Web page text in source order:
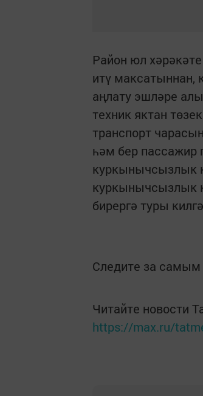
Район юл
итү максатыннан,
аңлату эшләре
техник яктан
транспорт
һәм бер пассажир
куркынычсызлык
куркынычсызлык
бирергә туры
Следите за
Читайте новости
https://max.ru/